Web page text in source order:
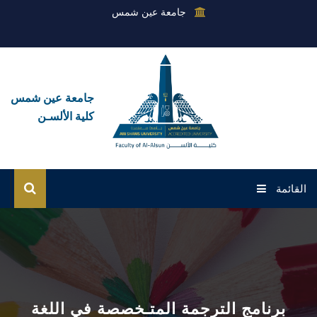
جامعة عين شمس
جامعة عين شمس
كلية الألسـن
القائمة
عن الكلية
القطاعات
برنامج الترجمة المتـخصصة في اللغة